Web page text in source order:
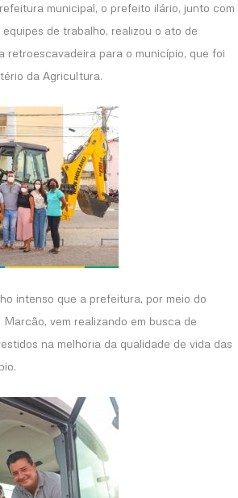
municipal, o prefeito ilário, junto com
de trabalho, realizou o ato de
retroescavadeira para o município, que foi
da Agricultura.
intenso que a prefeitura, por meio do
vem realizando em busca de
na melhoria da qualidade de vida das